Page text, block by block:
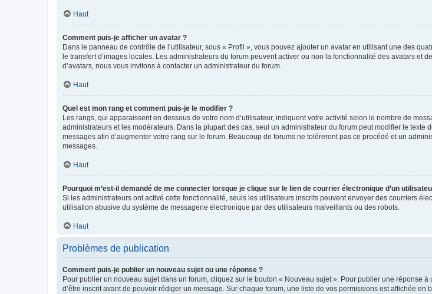
Haut
Comment puis-je afficher un avatar ?
Dans le panneau de contrôle de l’utilisateur, sous « Profil », vous pouvez ajouter un avatar en utilisant une des
le transfert d’images locales. Les administrateurs du forum peuvent activer ou non la fonctionnalité des avatars
d’avatars, nous vous invitons à contacter un administrateur du forum.
Haut
Quel est mon rang et comment puis-je le modifier ?
Les rangs, qui apparaissent en dessous de votre nom d’utilisateur, indiquent votre activité selon le nombre de
administrateurs et les modérateurs. Dans la plupart des cas, seul un administrateur du forum peut modifier le
messages afin d’augmenter votre rang sur le forum. Beaucoup de forums ne toléreront pas ce procédé et un
messages.
Haut
Pourquoi m’est-il demandé de me connecter lorsque je clique sur le lien de courrier électronique d’un
Si les administrateurs ont activé cette fonctionnalité, seuls les utilisateurs inscrits peuvent envoyer des courriers
utilisation abusive du système de messagerie électronique par des utilisateurs malveillants ou des robots.
Haut
Problèmes de publication
Comment puis-je publier un nouveau sujet ou une réponse ?
Pour publier un nouveau sujet dans un forum, cliquez sur le bouton « Nouveau sujet ». Pour publier une réponse
d’être inscrit avant de pouvoir rédiger un message. Sur chaque forum, une liste de vos permissions est affichée